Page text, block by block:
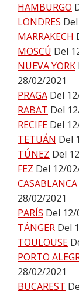
HAMBURGO
LONDRES
MARRAKECH
MOSCÚ Del
NUEVA YORK
28/02/2021
PRAGA Del
RABAT Del
RECIFE Del
TETUÁN Del
TÚNEZ Del
FEZ Del 12/
CASABLANCA
28/02/2021
PARÍS Del
TÁNGER Del
TOULOUSE
PORTO
28/02/2021
BUCAREST